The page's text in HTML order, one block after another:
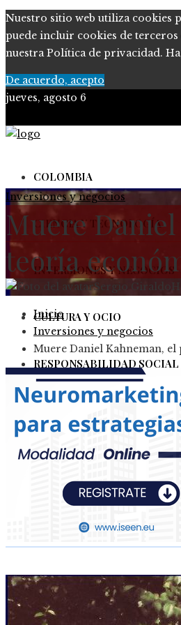
Nuestro sitio web utiliza cookies
puede incluir cookies de terceros
nuestra Política de privacidad.
De acuerdo, acepto
jueves, agosto 6
COLOMBIA
CIENCIA Y TECNOLOGÍA
INVERSIONES Y NEGOCIOS
CULTURA Y OCIO
RESPONSABILIDAD SOCIAL
Colombia
Ciencia y tecnología
Inversiones y negocios
Cultura y ocio
Responsabilidad Social
Inversiones y negocios
Muere
teoría
Sergio Giraldo
Inicio
Inversiones y negocios
Muere Daniel Kahneman,